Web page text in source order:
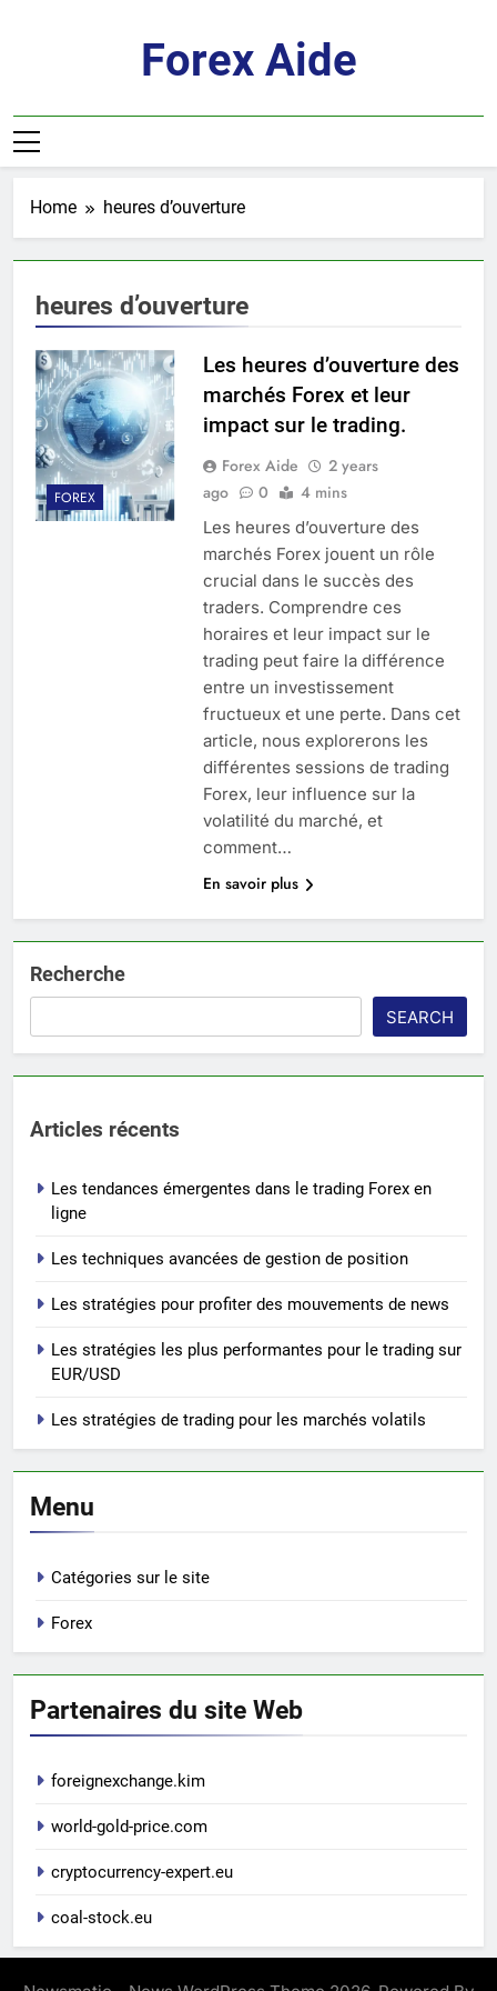
Forex Aide
Home heures d’ouverture
heures d’ouverture
FOREX
Les heures d’ouverture des
marchés Forex et leur
impact sur le trading.
Forex Aide
2 years
ago
0 4 mins
Les heures d’ouverture des
marchés Forex jouent un rôle
crucial dans le succès des
traders. Comprendre ces
horaires et leur impact sur le
trading peut faire la différence
entre un investissement
fructueux et une perte. Dans cet
article, nous explorerons les
différentes sessions de trading
Forex, leur influence sur la
volatilité du marché, et
comment…
En savoir plus
Recherche
SEARCH
Articles récents
Les tendances émergentes dans le trading Forex en
ligne
Les techniques avancées de gestion de position
Les stratégies pour profiter des mouvements de news
Les stratégies les plus performantes pour le trading sur
EUR/USD
Les stratégies de trading pour les marchés volatils
Menu
Catégories sur le site
Forex
Partenaires du site Web
foreignexchange.kim
world-gold-price.com
cryptocurrency-expert.eu
coal-stock.eu